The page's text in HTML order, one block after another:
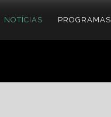
NOTÍCIAS PROGRAMAS